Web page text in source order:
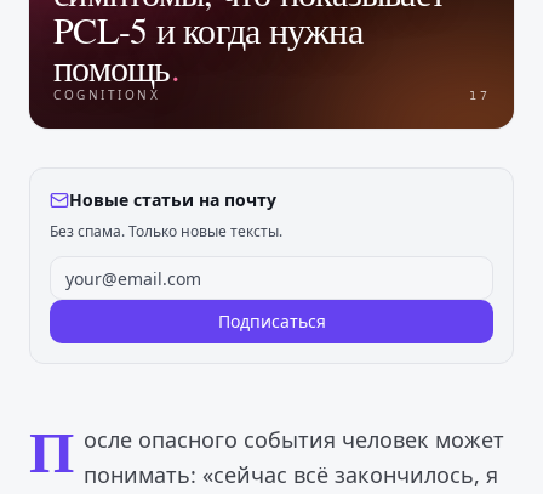
PCL-5 и когда нужна
помощь.
COGNITIONX 17
Новые статьи на почту
Без спама. Только новые тексты.
Подписаться
П осле опасного события человек может
понимать: «сейчас всё закончилось, я